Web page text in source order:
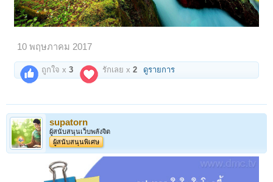
10 พฤษภาคม 2017
ถูกใจ x3 รักเลย x2 ดูรายการ
supatorn
ผู้สนับสนุนเว็บพลังจิต
ผู้สนับสนุนพิเศษ